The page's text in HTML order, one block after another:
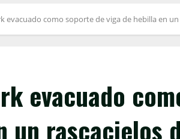
evacuado como soporte de viga de hebilla en
evacuado
un rascacielos